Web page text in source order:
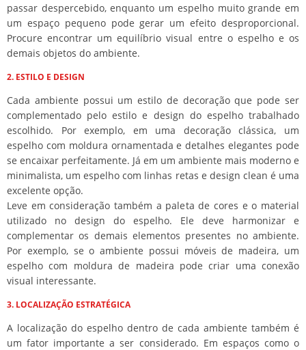
passar despercebido, enquanto um espelho muito grande em
um espaço pequeno pode gerar um efeito desproporcional.
Procure encontrar um equilíbrio visual entre o espelho e os
demais objetos do ambiente.
2. ESTILO E DESIGN
Cada ambiente possui um estilo de decoração que pode ser
complementado pelo estilo e design do espelho trabalhado
escolhido. Por exemplo, em uma decoração clássica, um
espelho com moldura ornamentada e detalhes elegantes pode
se encaixar perfeitamente. Já em um ambiente mais moderno e
minimalista, um espelho com linhas retas e design clean é uma
excelente opção.
Leve em consideração também a paleta de cores e o material
utilizado no design do espelho. Ele deve harmonizar e
complementar os demais elementos presentes no ambiente.
Por exemplo, se o ambiente possui móveis de madeira, um
espelho com moldura de madeira pode criar uma conexão
visual interessante.
3. LOCALIZAÇÃO ESTRATÉGICA
A localização do espelho dentro de cada ambiente também é
um fator importante a ser considerado. Em espaços como o